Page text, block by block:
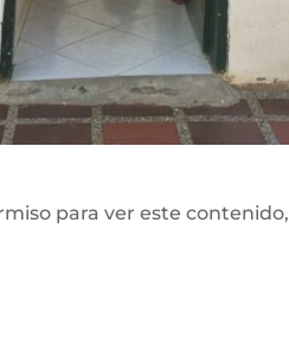
para ver este contenido,